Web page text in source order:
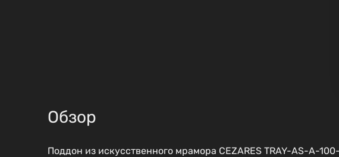
Обзор
Поддон из искусственного мрамора CEZARES TRAY-AS-A-